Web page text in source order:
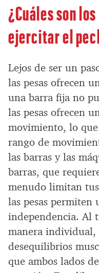
¿Cuáles son
ejercitar el
Lejos de ser un
las pesas ofrecen
una barra fija no
las pesas ofrecen
movimiento, lo
rango de
las barras y las
barras, que
menudo limitan
las pesas
independencia. Al
manera
desequilibrios
que ambos lados